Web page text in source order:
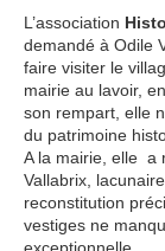
L’association
demandé à Odile
faire visiter le
mairie au lavoir,
son rempart, elle
du patrimoine
A la mairie, elle a
Vallabrix,
reconstitution
vestiges ne